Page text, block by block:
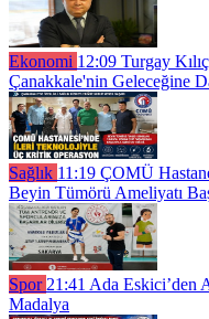
Ekonomi 12:09 Turgay
Çanakkale'nin Geleceğine
Sağlık 11:19 ÇOMÜ
Beyin Tümörü Ameliyatı
Spor 21:41 Ada Eskici’den
Madalya